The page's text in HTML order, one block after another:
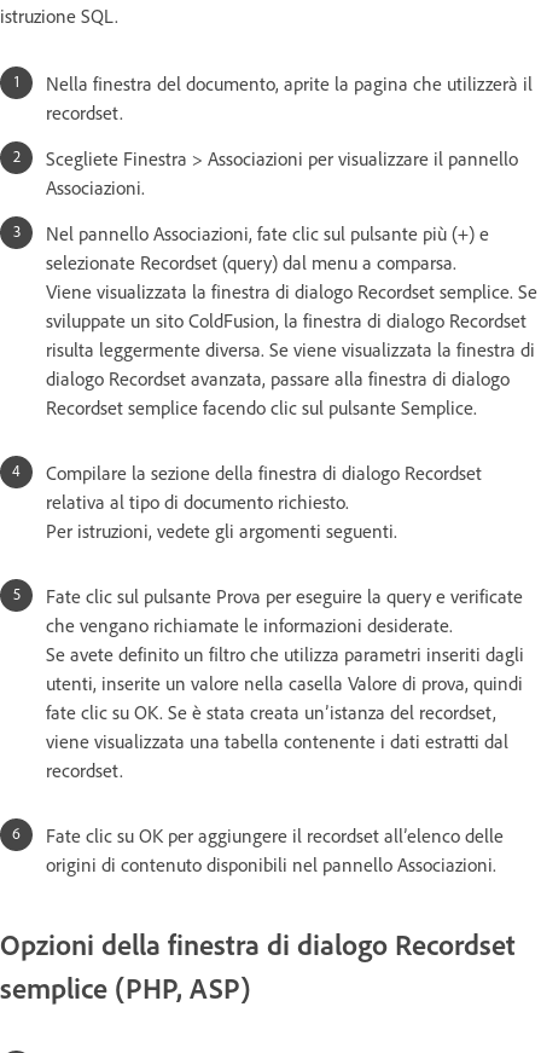
istruzione SQL.
Nella finestra del documento, aprite la pagina che utilizzerà il
recordset.
Scegliete Finestra > Associazioni per visualizzare il pannello
Associazioni.
Nel pannello Associazioni, fate clic sul pulsante più (+) e
selezionate Recordset (query) dal menu a comparsa.
Viene visualizzata la finestra di dialogo Recordset semplice. Se
sviluppate un sito ColdFusion, la finestra di dialogo Recordset
risulta leggermente diversa. Se viene visualizzata la finestra di
dialogo Recordset avanzata, passare alla finestra di dialogo
Recordset semplice facendo clic sul pulsante Semplice.
Compilare la sezione della finestra di dialogo Recordset
relativa al tipo di documento richiesto.
Per istruzioni, vedete gli argomenti seguenti.
Fate clic sul pulsante Prova per eseguire la query e verificate
che vengano richiamate le informazioni desiderate.
Se avete definito un filtro che utilizza parametri inseriti dagli
utenti, inserite un valore nella casella Valore di prova, quindi
fate clic su OK. Se è stata creata un’istanza del recordset,
viene visualizzata una tabella contenente i dati estratti dal
recordset.
Fate clic su OK per aggiungere il recordset all’elenco delle
origini di contenuto disponibili nel pannello Associazioni.
Opzioni della finestra di dialogo Recordset
semplice (PHP, ASP)